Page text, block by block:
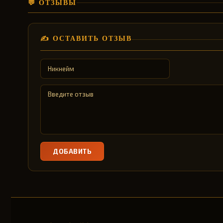
💬 ОТЗЫВЫ
✍️ ОСТАВИТЬ ОТЗЫВ
ДОБАВИТЬ